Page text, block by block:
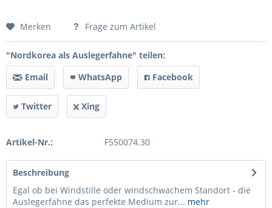
Preis anfragen
Merken Frage zum Artikel
"Nordkorea als Auslegerfahne" teilen:
Email
WhatsApp Facebook
Twitter Xing
Artikel-Nr.: F550074.30
Beschreibung
Egal ob bei Windstille oder windschwachem Standort - die
Auslegerfahne das perfekte Medium zur... mehr